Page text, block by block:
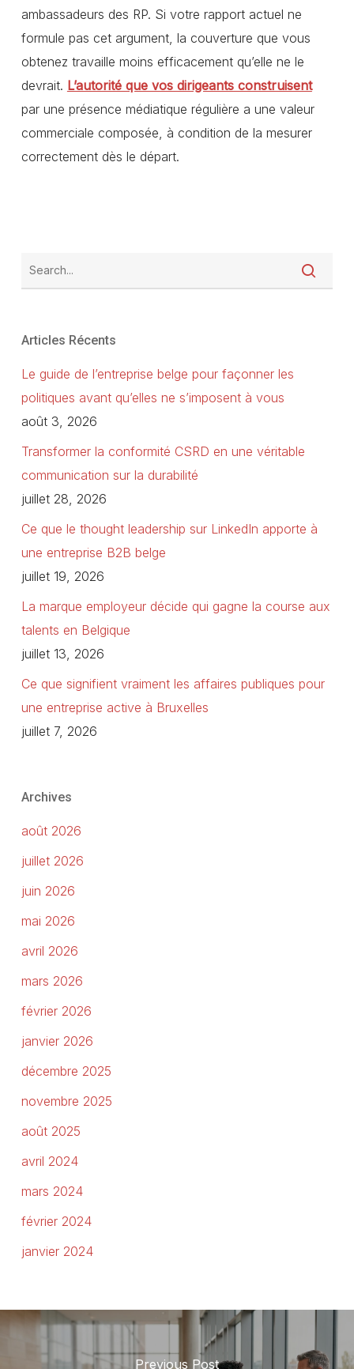
ambassadeurs des RP. Si votre rapport actuel ne
formule pas cet argument, la couverture que vous
obtenez travaille moins efficacement qu’elle ne le
devrait. L’autorité que vos dirigeants construisent
par une présence médiatique régulière a une valeur
commerciale composée, à condition de la mesurer
correctement dès le départ.
Articles Récents
Le guide de l’entreprise belge pour façonner les
politiques avant qu’elles ne s’imposent à vous
août 3, 2026
Transformer la conformité CSRD en une véritable
communication sur la durabilité
juillet 28, 2026
Ce que le thought leadership sur LinkedIn apporte à
une entreprise B2B belge
juillet 19, 2026
La marque employeur décide qui gagne la course aux
talents en Belgique
juillet 13, 2026
Ce que signifient vraiment les affaires publiques pour
une entreprise active à Bruxelles
juillet 7, 2026
Archives
août 2026
juillet 2026
juin 2026
mai 2026
avril 2026
mars 2026
février 2026
janvier 2026
décembre 2025
novembre 2025
août 2025
avril 2024
mars 2024
février 2024
janvier 2024
Previous Post